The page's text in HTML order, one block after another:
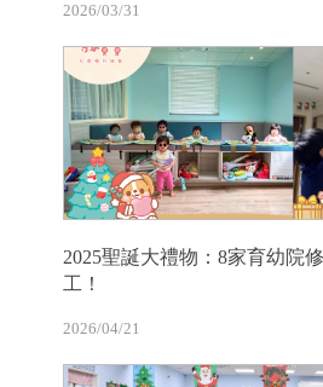
2026/03/31
2025聖誕大禮物：8家育幼院
工！
2026/04/21